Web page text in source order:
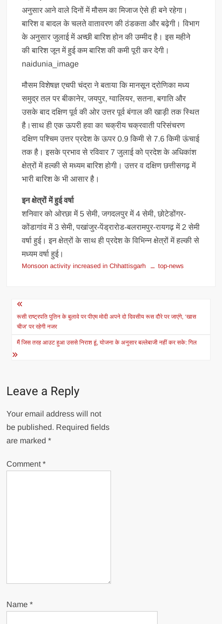
अनुसार आने वाले दिनों में मौसम का मिजाज ऐसे ही बने रहेगा।
बारिश व बादल के चलते वातावरण की ठंडकता और बढ़ेगी। विभाग
के अनुसार जुलाई में अच्छी बारिश होन की उम्मीद है। इस महीने
की बारिश जून में हुई कम बारिश की कमी पूरी कर देगी।
naidunia_image
मौसम विशेषज्ञ एचपी चंद्रा ने बताया कि मानसून द्रोणिका मध्य
समुद्र तल पर बीकानेर, जयपुर, ग्वालियर, सतना, बगाति और
उसके बाद दक्षिण पूर्व की ओर उत्तर पूर्व बंगाल की खाड़ी तक स्थित
है।साथ ही एक ऊपरी हवा का चक्रीय चक्रवाती परिसंचरण
दक्षिण पश्चिम उत्तर प्रदेश के ऊपर 0.9 किमी से 7.6 किमी ऊंचाई
तक है। इसके प्रभाव से रविवार 7 जुलाई को प्रदेश के अधिकांश
क्षेत्रों में हल्की से मध्यम बारिश होगी। उत्तर व दक्षिण छत्तीसगढ़ में
भारी बारिश के भी आसार है।
इन क्षेत्रों में हुई वर्षा
शनिवार को ओरछा में 5 सेमी, जगदलपुर में 4 सेमी, छोटेडोंगर-
कोंडागांव में 3 सेमी, पखांजुर-पेंड्रारोड-बलरामपुर-रायगढ़ में 2 सेमी
वर्षा हुई। इन क्षेत्रों के साथ ही प्रदेश के विभिन्न क्षेत्रों में हल्की से
मध्यम वर्षा हुई।
Monsoon activity increased in Chhattisgarh top-news
Post
navigation
रूसी राष्ट्रपति पुतिन के बुलावे पर पीएम मोदी अपने दो दिवसीय रूस दौरे पर जाएंगे, ‘खास
चीज’ पर रहेगी नजर
मैं जिस तरह आउट हुआ उससे निराश हूं, योजना के अनुसार बल्लेबाजी नहीं कर सके: गिल
Leave a Reply
Your email address will not
be published. Required fields
are marked*
Comment*
Name*